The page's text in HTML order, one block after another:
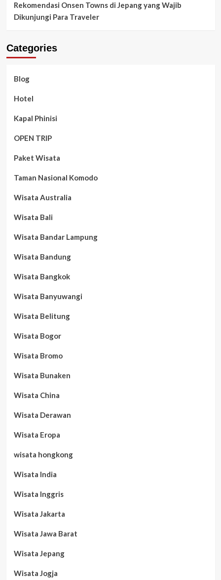
Rekomendasi Onsen Towns di Jepang yang Wajib
Dikunjungi Para Traveler
Categories
Blog
Hotel
Kapal Phinisi
OPEN TRIP
Paket Wisata
Taman Nasional Komodo
Wisata Australia
Wisata Bali
Wisata Bandar Lampung
Wisata Bandung
Wisata Bangkok
Wisata Banyuwangi
Wisata Belitung
Wisata Bogor
Wisata Bromo
Wisata Bunaken
Wisata China
Wisata Derawan
Wisata Eropa
wisata hongkong
Wisata India
Wisata Inggris
Wisata Jakarta
Wisata Jawa Barat
Wisata Jepang
Wisata Jogja